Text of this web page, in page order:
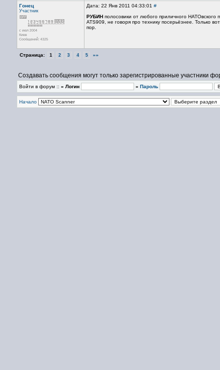
Гонец
Участник
с июл 2004
Киев
Сообщений: 4325
Дата: 22 Янв 2011 04:33:01 #
РУБИН полосовики от любого приличного
ATS909, не говоря про технику посерьёзнее. Только
пор.
Страница: 1 2 3 4 5 »»
Создавать сообщения могут только зарегистрированные участники
Войти в форум :: » Логин » Пароль
Начало